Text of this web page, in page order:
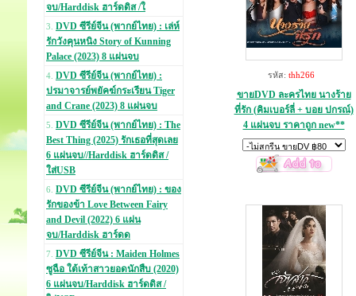
จบ/Harddisk ฮาร์ดดิส /ใ
3. DVD ซีรีย์จีน (พากย์ไทย) : เล่ห์
รักวังคุนหนิง Story of Kunning
Palace (2023) 8 แผ่นจบ
4. DVD ซีรีย์จีน (พากย์ไทย) :
ปรมาจารย์พยัคฆ์กระเรียน Tiger
and Crane (2023) 8 แผ่นจบ
5. DVD ซีรีย์จีน (พากย์ไทย) : The
Best Thing (2025) รักเธอที่สุดเลย
6 แผ่นจบ//Harddisk ฮาร์ดดิส /
ใส่USB
6. DVD ซีรีย์จีน (พากย์ไทย) : ของ
รักของข้า Love Between Fairy
and Devil (2022) 6 แผ่น
จบ/Harddisk ฮาร์ดด
7. DVD ซีรีย์จีน : Maiden Holmes
ซูฉือ ใต้เท้าสาวยอดนักสืบ (2020)
6 แผ่นจบ/Harddisk ฮาร์ดดิส /
รหัส: thh266
ขายDVD ละครไทย นางร้าย
ที่รัก (คิมเบอร์ลี่ + บอย ปกรณ์)
4 แผ่นจบ ราคาถูก new**